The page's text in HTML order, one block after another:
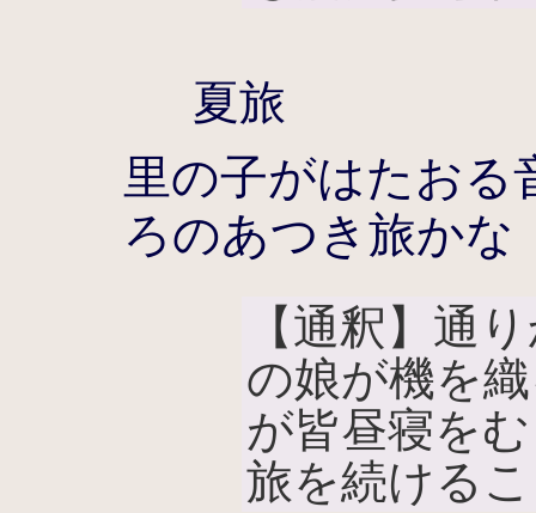
夏旅
里の子がはたおる
ろのあつき旅かな
【通釈】通
の娘が機を
が皆昼寝を
旅を続ける